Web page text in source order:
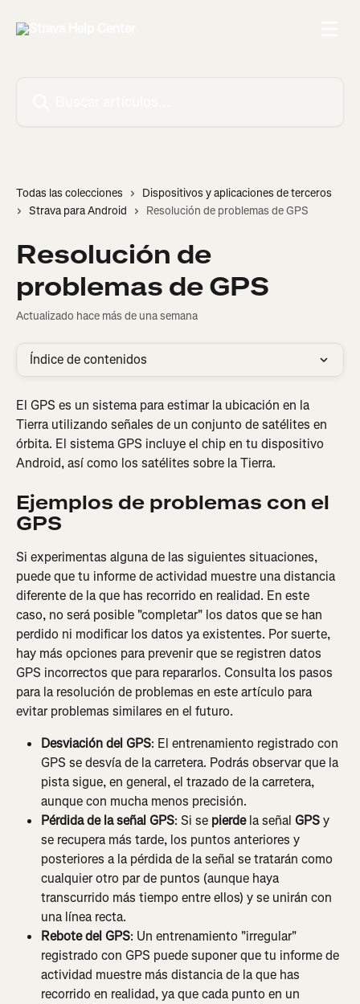
Todas las colecciones
Dispositivos y aplicaciones de terceros
Strava para Android
Resolución de problemas de GPS
Resolución de
problemas de GPS
Actualizado hace más de una semana
Índice de contenidos
El GPS es un sistema para estimar la ubicación en la
Tierra utilizando señales de un conjunto de satélites en
órbita. El sistema GPS incluye el chip en tu dispositivo
Android, así como los satélites sobre la Tierra.
Ejemplos de problemas con el
GPS
Si experimentas alguna de las siguientes situaciones,
puede que tu informe de actividad muestre una distancia
diferente de la que has recorrido en realidad. En este
caso, no será posible "completar" los datos que se han
perdido ni modificar los datos ya existentes. Por suerte,
hay más opciones para prevenir que se registren datos
GPS incorrectos que para repararlos. Consulta los pasos
para la resolución de problemas en este artículo para
evitar problemas similares en el futuro.
Desviación del GPS: El entrenamiento registrado con
GPS se desvía de la carretera. Podrás observar que la
pista sigue, en general, el trazado de la carretera,
aunque con mucha menos precisión.
Pérdida de la señal GPS: Si se pierde la señal GPS y
se recupera más tarde, los puntos anteriores y
posteriores a la pérdida de la señal se tratarán como
cualquier otro par de puntos (aunque haya
transcurrido más tiempo entre ellos) y se unirán con
una línea recta.
Rebote del GPS: Un entrenamiento "irregular"
registrado con GPS puede suponer que tu informe de
actividad muestre más distancia de la que has
recorrido en realidad, ya que cada punto en un